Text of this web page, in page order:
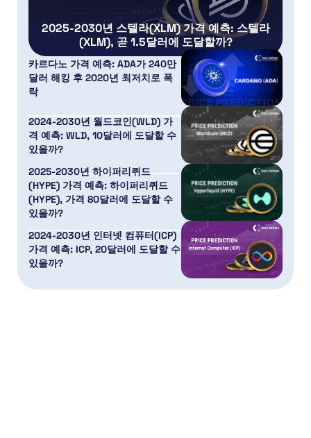
2025-2030년 스텔라(XLM) 가격 예측: 스텔라
(XLM), 곧 1.5달러에 도달할까?
카르다노 가격 예측: ADA가 240만
달러 해킹 후 2020년 최저치로 폭
락
2024-2030년 월드코인(WLD) 가
격 예측: WLD, 10달러에 도달할 수
있을까?
2025-2030년 하이퍼리퀴드
(HYPE) 가격 예측: 하이퍼리퀴드
(HYPE), 가격 80달러에 도달할 수
있을까?
2024-2030년 인터넷 컴퓨터(ICP)
가격 예측: ICP, 20달러에 도달할 수
있을까?